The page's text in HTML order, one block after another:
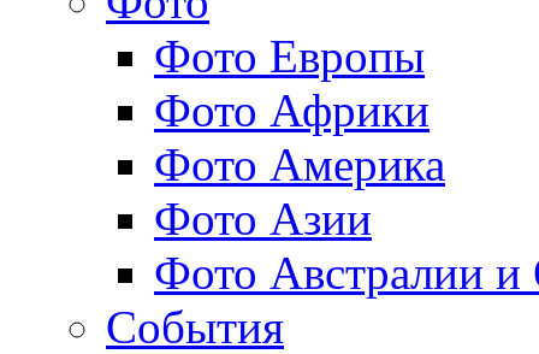
Фото Европы
Фото Африки
Фото Америка
Фото Азии
Фото Австралии и
События